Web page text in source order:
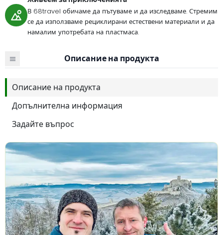
В 68travel обичаме да пътуваме и да изследваме. Стремим
се да използваме рециклирани естествени материали и да
намалим употребата на пластмаса.
Описание на продукта
Описание на продукта
Допълнителна информация
Задайте въпрос